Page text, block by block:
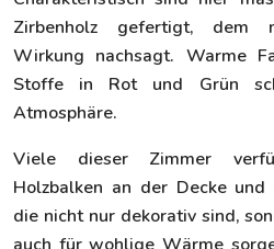
Zirbenholz gefertigt, dem
Wirkung nachsagt. Warme
Stoffe in Rot und Grün
Atmosphäre.
Viele dieser Zimmer
Holzbalken an der Decke
die nicht nur dekorativ sind,